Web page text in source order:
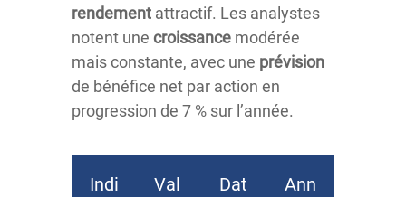
rendement attractif. Les analystes
notent une croissance modérée
mais constante, avec une prévision
de bénéfice net par action en
progression de 7 % sur l’année.
Indi
Val
Dat
Ann